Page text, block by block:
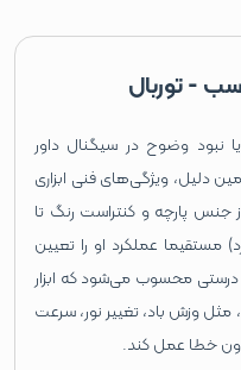
- توربال
نبود وضوح در سیگنال داور
دلیل، ویژگی‌های فنی ابزاری
جنس پارچه و کنتراست رنگ تا
مستقیما عملکرد او را تعیین
درستی محسوب می‌شود که ابزار
مثل وزش باد، تغییر نور، سرعت
خطا عمل کند.